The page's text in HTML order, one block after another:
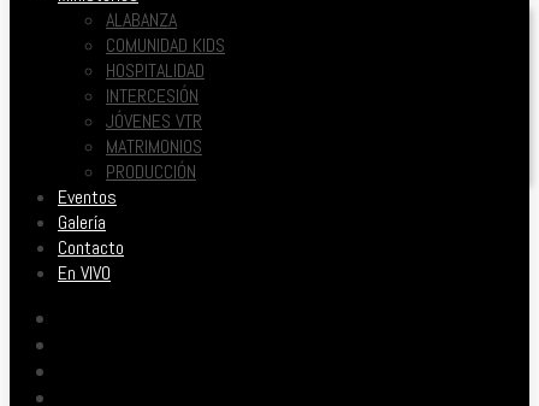
ALABANZA
COMUNIDAD KIDS
HOSPITALIDAD
INTERCESIÓN
JÓVENES VTR
MATRIMONIOS
PRODUCCIÓN
Eventos
Galería
Contacto
En VIVO